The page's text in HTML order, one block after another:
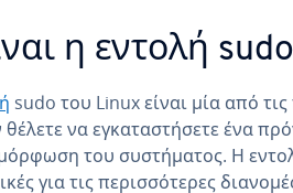
η εντολή
sudo του Linux είναι μία από
θέλετε να εγκαταστήσετε ένα
του συστήματος. Η
για τις περισσότερες